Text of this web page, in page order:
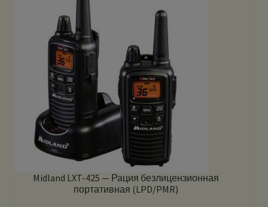
Midland LXT-425 — Рация безлицензионная
портативная (LPD/PMR)